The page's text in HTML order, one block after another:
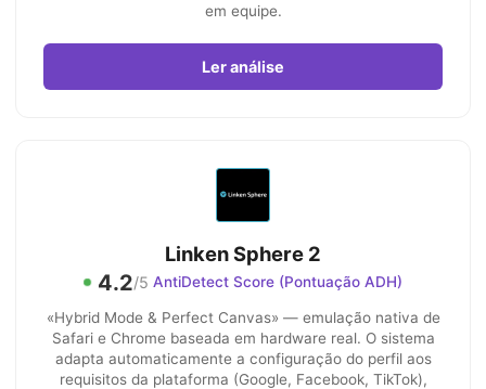
em equipe.
Ler análise
Linken Sphere 2
4.2/5 AntiDetect Score (Pontuação ADH)
«Hybrid Mode & Perfect Canvas» — emulação nativa de
Safari e Chrome baseada em hardware real. O sistema
adapta automaticamente a configuração do perfil aos
requisitos da plataforma (Google, Facebook, TikTok),